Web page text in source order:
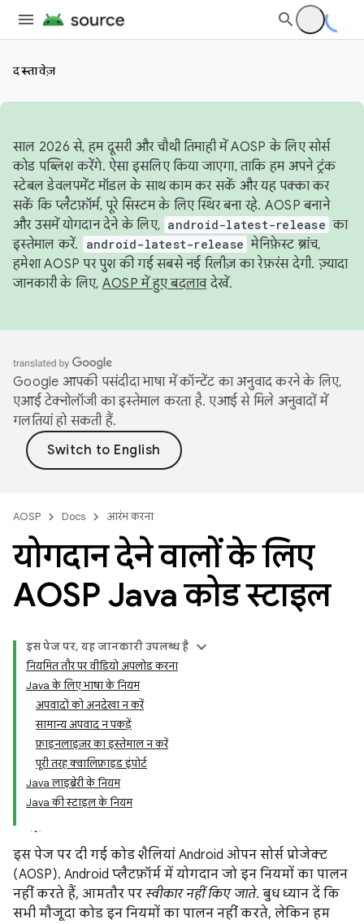
दस्तावेज़
साल 2026 से, हम दूसरी और चौथी तिमाही में AOSP के लिए सोर्स
कोड पब्लिश करेंगे. ऐसा इसलिए किया जाएगा, ताकि हम अपने ट्रंक
स्टेबल डेवलपमेंट मॉडल के साथ काम कर सकें और यह पक्का कर
सकें कि प्लैटफ़ॉर्म, पूरे सिस्टम के लिए स्थिर बना रहे. AOSP बनाने
और उसमें योगदान देने के लिए, android-latest-release का
इस्तेमाल करें.
android-latest-release मेनिफ़ेस्ट ब्रांच,
हमेशा AOSP पर पुश की गई सबसे नई रिलीज़ का रेफ़रंस देगी. ज़्यादा
जानकारी के लिए, AOSP में हुए बदलावदेखें.
Google आपकी पसंदीदा भाषा में कॉन्टेंट का अनुवाद करने के लिए,
एआई टेक्नोलॉजी का इस्तेमाल करता है. एआई से मिले अनुवादों में
गलतियां हो सकती हैं.
AOSP Docs आरंभ करना
योगदान देने वालों के लिए
AOSP Java कोड स्टाइल
इस पेज पर, यह जानकारी उपलब्ध है
नियमित तौर पर वीडियो अपलोड करना
Java के लिए भाषा के नियम
अपवादों को अनदेखा न करें
सामान्य अपवाद न पकड़ें
फ़ाइनलाइज़र का इस्तेमाल न करें
पूरी तरह क्वालिफ़ाइड इंपोर्ट
Java लाइब्रेरी के नियम
Java की स्टाइल के नियम
इस पेज पर दी गई कोड शैलियां Android ओपन सोर्स प्रोजेक्ट
(AOSP). Android प्लैटफ़ॉर्म में योगदान जो इन नियमों का पालन
नहीं करते हैं, आमतौर पर स्वीकार नहीं किए जाते. बुध ध्यान दें कि
सभी मौजूदा कोड इन नियमों का पालन नहीं करते, लेकिन हम